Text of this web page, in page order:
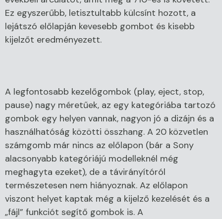
Ez egyszerűbb, letisztultabb külcsínt hozott, a
lejátszó előlapján kevesebb gombot és kisebb
kijelzőt eredményezett.
A legfontosabb kezelőgombok (play, eject, stop,
pause) nagy méretűek, az egy kategóriába tartozó
gombok egy helyen vannak, nagyon jó a dizájn és a
használhatóság közötti összhang. A 20 közvetlen
számgomb már nincs az előlapon (bár a Sony
alacsonyabb kategóriájú modelleknél még
meghagyta ezeket), de a távirányítóról
természetesen nem hiányoznak. Az előlapon
viszont helyet kaptak még a kijelző kezelését és a
„fájl” funkciót segítő gombok is. A